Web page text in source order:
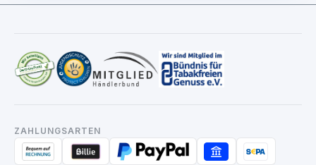
ZAHLUNGSARTEN